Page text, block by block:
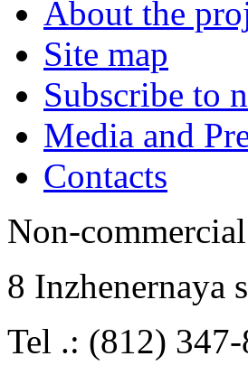
About the
Site map
Subscribe to
Media and
Contacts
Non-
8 Inzhenernaya
Tel .: (812)